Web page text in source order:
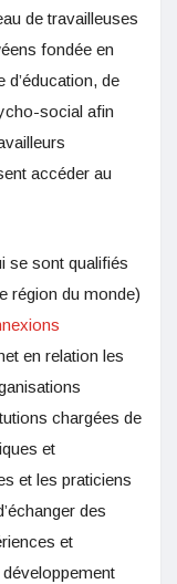
de travailleuses
fondée en
d’éducation, de
social afin
accéder au
se sont qualifiés
région du monde)
en relation les
chargées de
et
et les praticiens
des
et
développement